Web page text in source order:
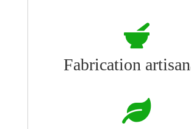

Fabrication
